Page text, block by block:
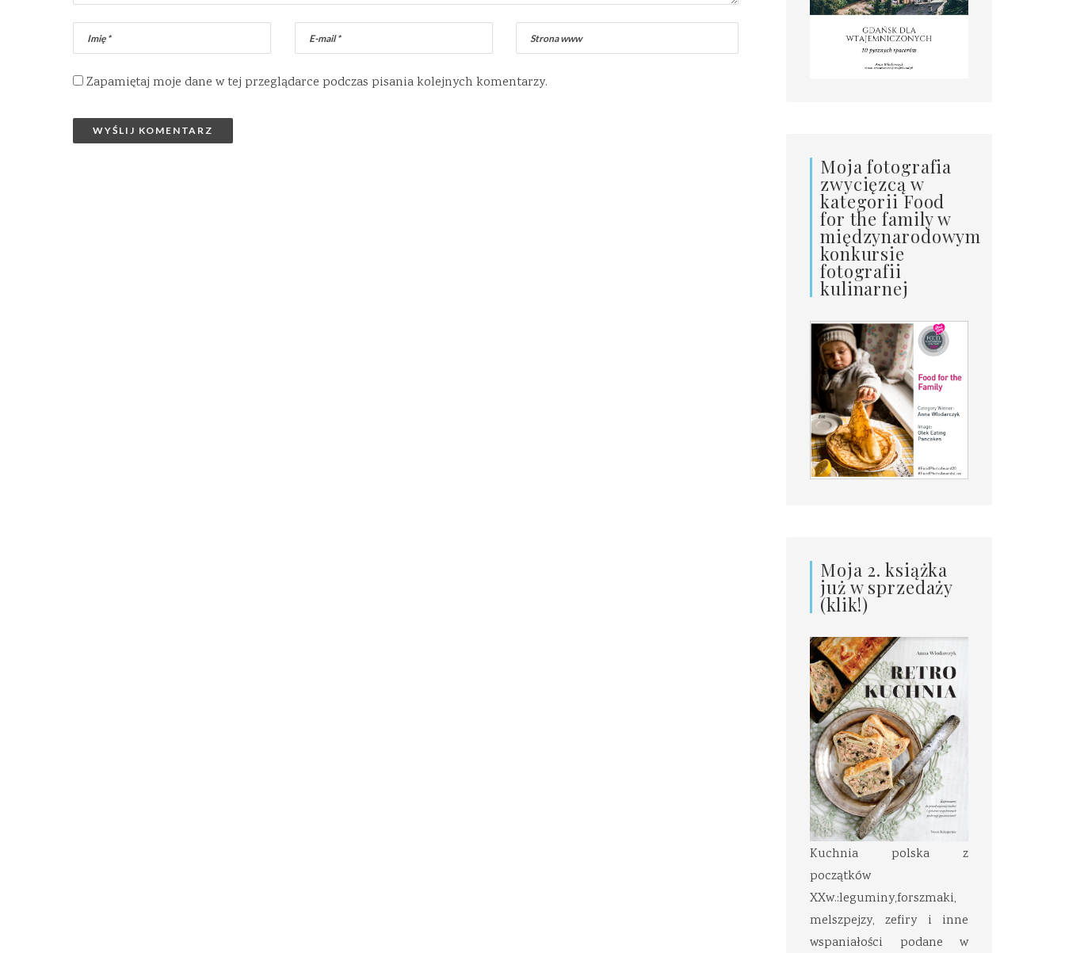
Zapamiętaj moje dane w tej przeglądarce podczas pisania kolejnych komentarzy.
Moja fotografia
zwycięzcą w
kategorii Food
for the family w
międzynarodowym
konkursie
fotografii
kulinarnej
Moja 2. książka
już w sprzedaży
(klik!)
Kuchnia polska z
początków
XXw.:leguminy,forszmaki,
melszpejzy, zefiry i inne
wspaniałości podane w